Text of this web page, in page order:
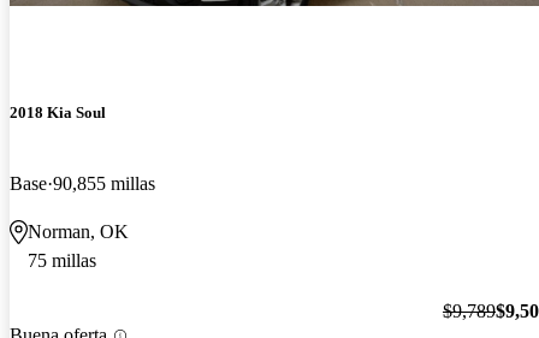
2018 Kia Soul
Base 90,855 millas
Norman, OK
75 millas
$9,789